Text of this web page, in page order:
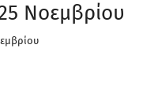
Νοεμβρίου